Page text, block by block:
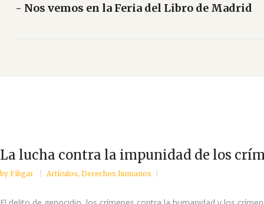
- Nos vemos en la Feria del Libro de Madrid
La lucha contra la impunidad de los
by Fibgar Artículos, Derechos humanos